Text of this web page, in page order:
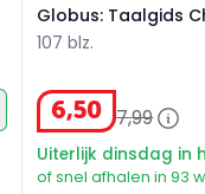
Globus: Taalgids
107 blz.
6,50 7,99
Uiterlijk dinsdag in
of snel afhalen in 93